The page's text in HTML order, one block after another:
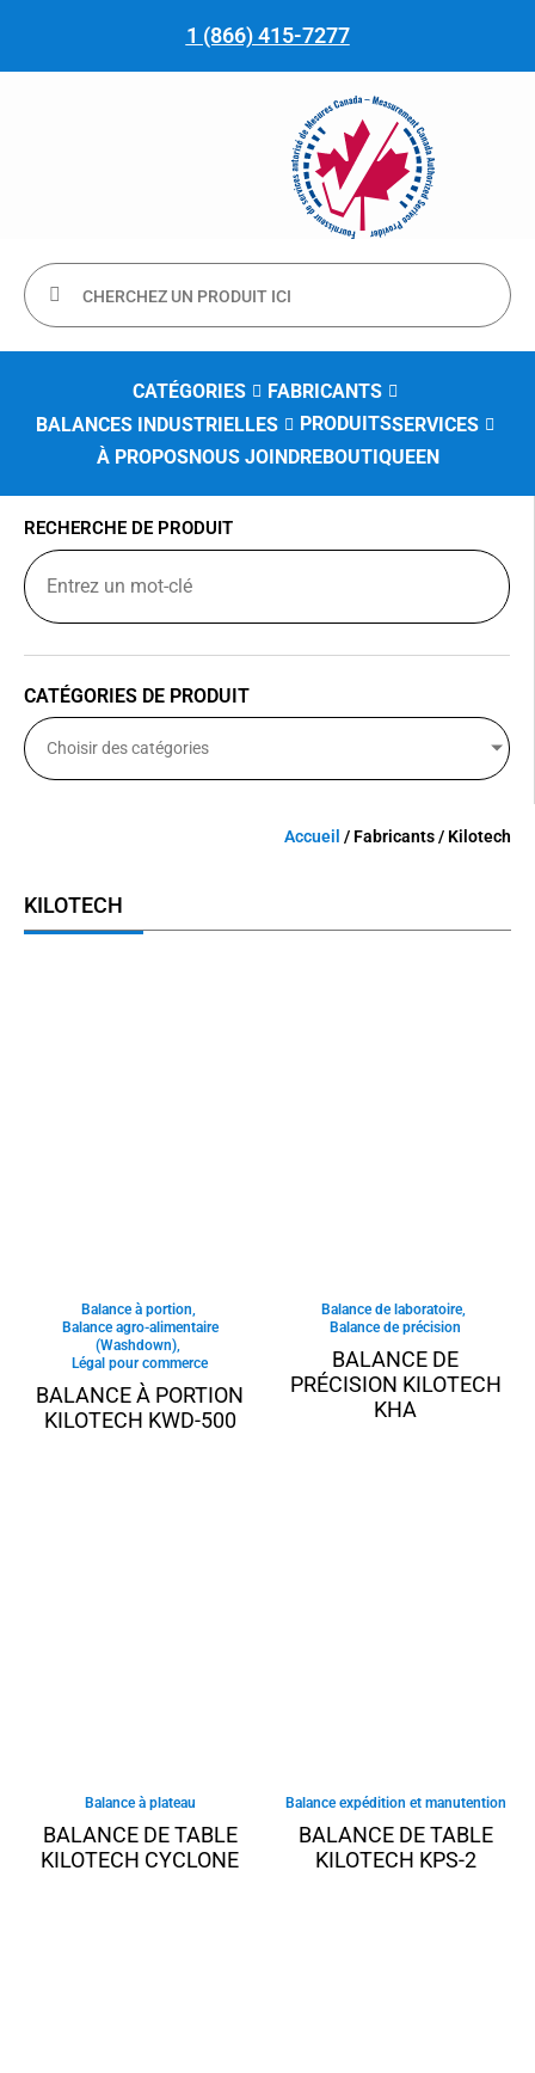
1 (866) 415-7277
CATÉGORIES
FABRICANTS
BALANCES INDUSTRIELLES
PRODUITSSERVICES
À PROPOSNOUS JOINDREBOUTIQUEEN
RECHERCHE DE PRODUIT
CATÉGORIES DE PRODUIT
Choisir des catégories
Accueil / Fabricants / Kilotech
KILOTECH
Balance à portion,
Balance agro-alimentaire
(Washdown),
Légal pour commerce
BALANCE À PORTION
KILOTECH KWD-500
Balance de laboratoire,
Balance de précision
BALANCE DE
PRÉCISION KILOTECH
KHA
Balance à plateau
BALANCE DE TABLE
KILOTECH CYCLONE
Balance expédition et manutention
BALANCE DE TABLE
KILOTECH KPS-2